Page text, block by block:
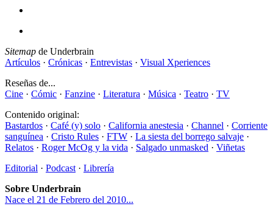
Sitemap de Underbrain
Artículos · Crónicas · Entrevistas · Visual Xperiences
Reseñas de...
Cine · Cómic · Fanzine · Literatura · Música · Teatro · TV
Contenido original:
Bastardos · Café (y) solo · California anestesia · Channel · Corriente
sanguínea · Cristo Rules · FTW · La siesta del borrego salvaje ·
Relatos · Roger McOg y la vida · Salgado unmasked · Viñetas
Editorial · Podcast · Librería
Sobre Underbrain
Nace el 21 de Febrero del 2010...